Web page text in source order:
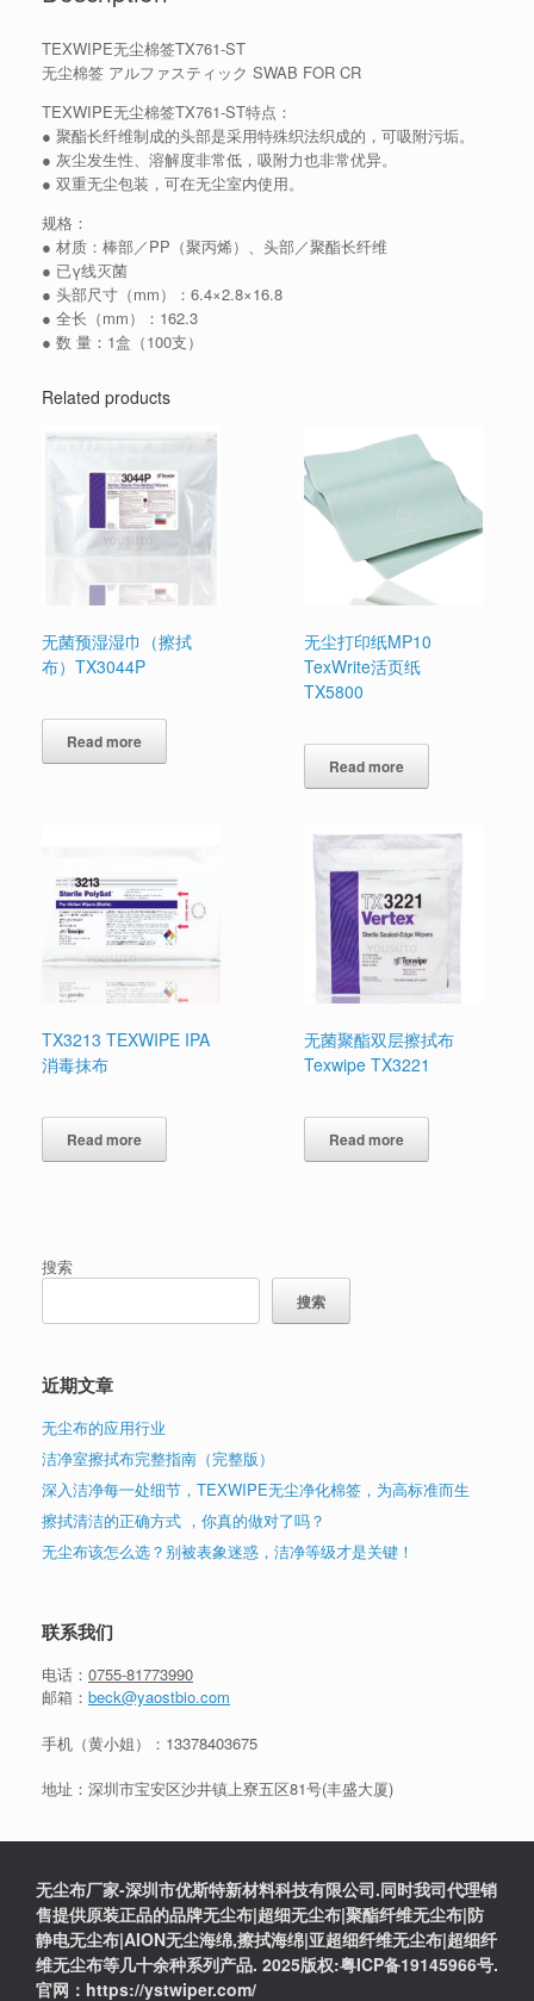
TEXWIPE无尘棉签TX761-ST
无尘棉签 アルファスティック SWAB FOR CR
TEXWIPE无尘棉签TX761-ST特点：
● 聚酯长纤维制成的头部是采用特殊织法织成的，可吸附污垢。
● 灰尘发生性、溶解度非常低，吸附力也非常优异。
● 双重无尘包装，可在无尘室内使用。
规格：
● 材质：棒部／PP（聚丙烯）、头部／聚酯长纤维
● 已γ线灭菌
● 头部尺寸（mm）：6.4×2.8×16.8
● 全长（mm）：162.3
● 数 量：1盒（100支）
Related products
无菌预湿湿巾（擦拭
布）TX3044P
Read more
无尘打印纸MP10
TexWrite活页纸
TX5800
Read more
TX3213 TEXWIPE IPA
消毒抹布
Read more
无菌聚酯双层擦拭布
Texwipe TX3221
Read more
搜索
搜索
近期文章
无尘布的应用行业
洁净室擦拭布完整指南（完整版）
深入洁净每一处细节，TEXWIPE无尘净化棉签，为高标准而生
擦拭清洁的正确方式 ，你真的做对了吗？
无尘布该怎么选？别被表象迷惑，洁净等级才是关键！
联系我们
电话： 0755-81773990
邮箱： beck@yaostbio.com
手机（黄小姐）： 13378403675
地址：深圳市宝安区沙井镇上寮五区81号(丰盛大厦)
无尘布厂家-深圳市优斯特新材料科技有限公司.同时我司代理销
售提供原装正品的品牌无尘布|超细无尘布|聚酯纤维无尘布|防
静电无尘布|AION无尘海绵,擦拭海绵|亚超细纤维无尘布|超细纤
维无尘布等几十余种系列产品. 2025版权:粤ICP备19145966号.
官网：https://ystwiper.com/